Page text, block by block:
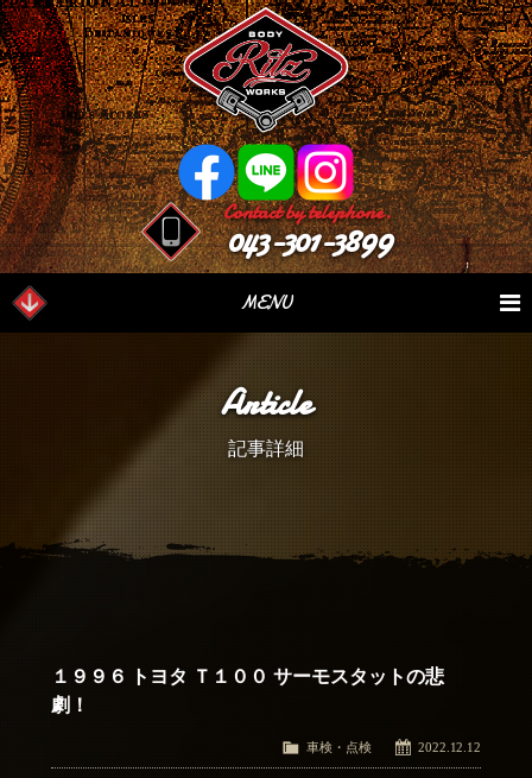
Contact by telephone.
043-301-3899
MENU
Our Serivce
Parts Sales 作業日誌
Article
記事詳細
１９９６ トヨタ Ｔ１００ サーモスタットの悲
劇！
2022.12.12
車検・点検